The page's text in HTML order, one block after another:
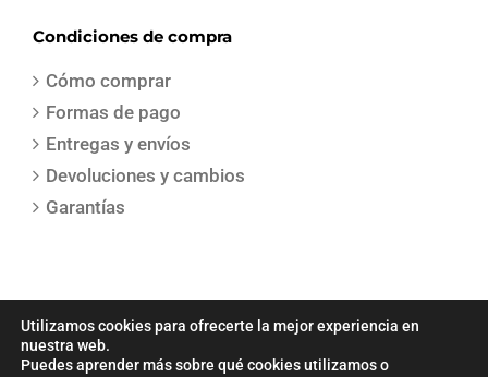
Condiciones de compra
Cómo comprar
Formas de pago
Entregas y envíos
Devoluciones y cambios
Garantías
COPYRIGHT 2021 | Todos los derechos reservados | Creado por
Utilizamos cookies para ofrecerte la mejor experiencia en
nuestra web.
Puedes aprender más sobre qué cookies utilizamos o